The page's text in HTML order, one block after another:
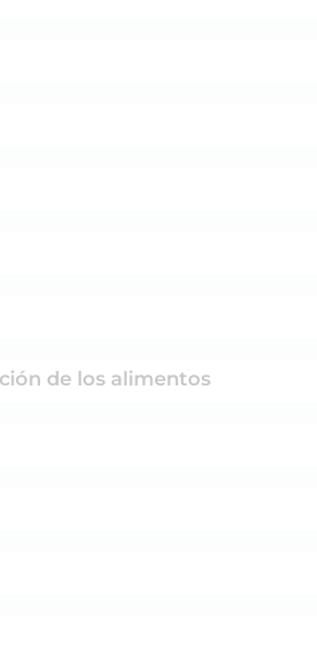
de los alimentos